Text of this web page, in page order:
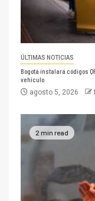
ÚLTIMAS NOTICIAS
Bogotá instalará códigos
vehículo
agosto 5, 2026
2 min read